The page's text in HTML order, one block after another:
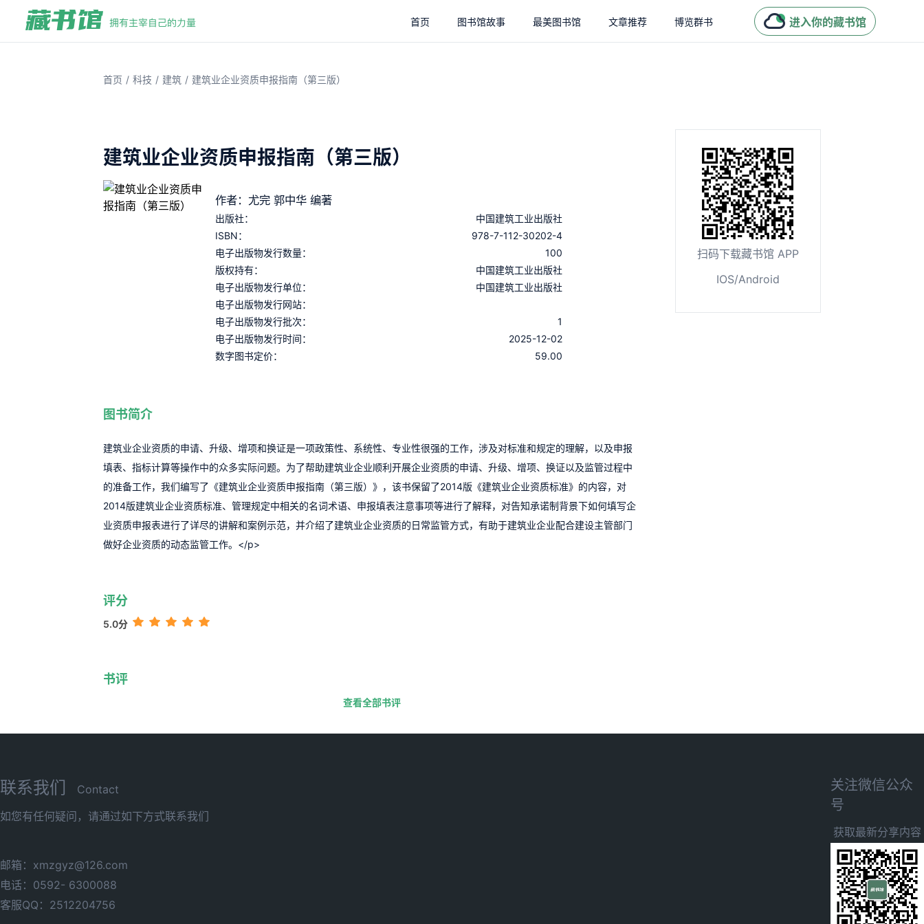
首页 图书馆故事 最美图书馆 文章推荐 博览群书 进入你的藏书馆
首页 / 科技 / 建筑 / 建筑业企业资质申报指南（第三版）
建筑业企业资质申报指南（第三版）
作者：尤完 郭中华 编著
出版社：
中国建筑工业出版社
ISBN：
978-7-112-30202-4
电子出版物发行数量：
100
版权持有：
中国建筑工业出版社
电子出版物发行单位：
中国建筑工业出版社
电子出版物发行网站：
电子出版物发行批次：
1
电子出版物发行时间：
2025-12-02
数字图书定价：
59.00
图书简介
建筑业企业资质的申请、升级、增项和换证是一项政策性、系统性、专业性很强的工作，涉及对标准和规定的理解，以及申报
填表、指标计算等操作中的众多实际问题。为了帮助建筑业企业顺利开展企业资质的申请、升级、增项、换证以及监管过程中
的准备工作，我们编写了《建筑业企业资质申报指南（第三版）》，该书保留了2014版《建筑业企业资质标准》的内容，对
2014版建筑业企业资质标准、管理规定中相关的名词术语、申报填表注意事项等进行了解释，对告知承诺制背景下如何填写企
业资质申报表进行了详尽的讲解和案例示范，并介绍了建筑业企业资质的日常监管方式，有助于建筑业企业配合建设主管部门
做好企业资质的动态监管工作。</p>
评分
5.0分
书评
查看全部书评
扫码下载藏书馆 APP
IOS/Android
联系我们
Contact
如您有任何疑问，请通过如下方式联系我们
邮箱：xmzgyz@126.com
电话：0592- 6300088
客服QQ：2512204756
关注微信公众
号
获取最新分享内容